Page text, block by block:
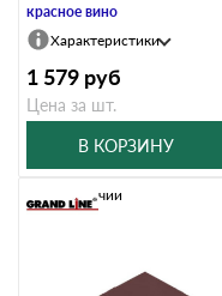
красное вино
Характеристики
1 579 руб
Цена за шт.
В КОРЗИНУ
В наличии